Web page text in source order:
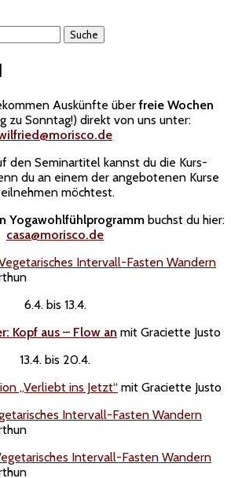
Auskünfte überfreie Wochen
zu Sonntag!) direkt von uns unter:
den Seminartitel kannst du die Kurs-
du an einem der angebotenen Kurse
möchtest.
Yogawohlfühlprogramm buchst du hier:
casa@morisco.de
Intervall-Fasten Wandern
6.4. bis 13.4.
Kopf aus – Flow an mit Graciette Justo
13.4. bis 20.4.
„Verliebt ins Jetzt“ mit Graciette Justo
Intervall-Fasten Wandern
Intervall-Fasten Wandern